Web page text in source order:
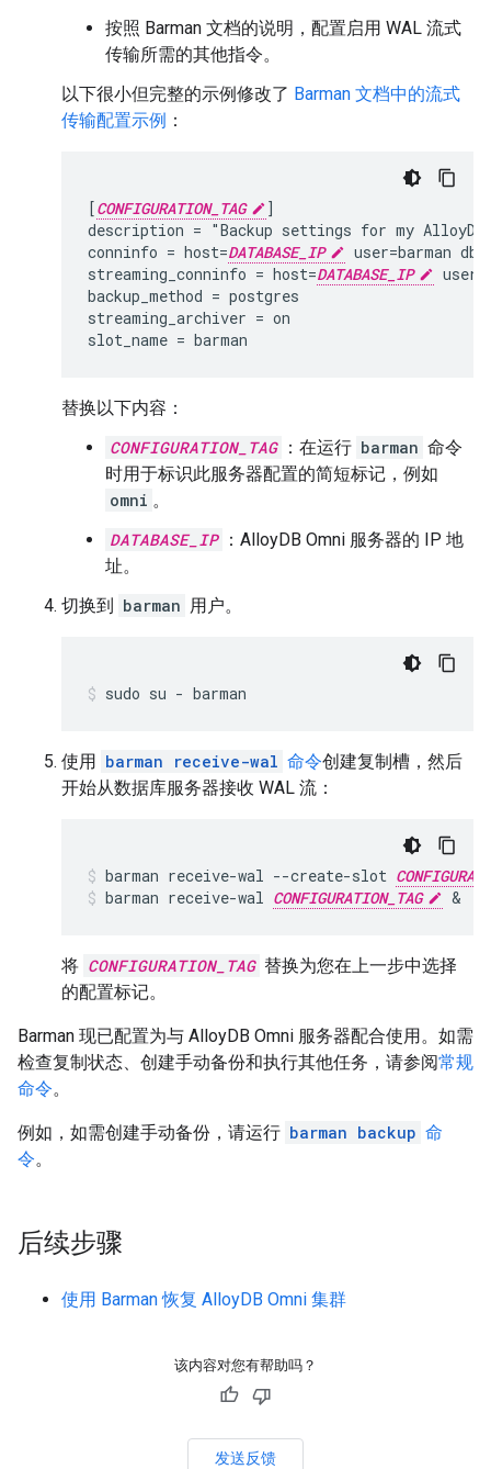
按照 Barman 文档的说明，配置启用 WAL 流式
传输所需的其他指令。
以下很小但完整的示例修改了 Barman 文档中的流式
传输配置示例 ：
[CONFIGURATION_TAG
]
description = "Backup settings for my AlloyDB
conninfo = host=DATABASE_IP
user=barman
streaming_conninfo = host=DATABASE_IP
backup_method = postgres
streaming_archiver = on
替换以下内容：
CONFIGURATION_TAG ：在运行 barman 命令
时用于标识此服务器配置的简短标记，例如
omni 。
DATABASE_IP ：AlloyDB Omni 服务器的 IP 地
址。
切换到 barman 用户。
sudo su - barman
使用 barman receive-wal 命令创建复制槽，然后
开始从数据库服务器接收 WAL 流：
barman receive-wal --create-slot
barman receive-wal CONFIGURATION_TAG &
将 CONFIGURATION_TAG 替换为您在上一步中选择
的配置标记。
Barman 现已配置为与 AlloyDB Omni 服务器配合使用。如需
检查复制状态、创建手动备份和执行其他任务，请参阅常规
命令。
例如，如需创建手动备份，请运行 barman backup 命
令。
后续步骤
使用 Barman 恢复 AlloyDB Omni 集群
该内容对您有帮助吗？
发送反馈